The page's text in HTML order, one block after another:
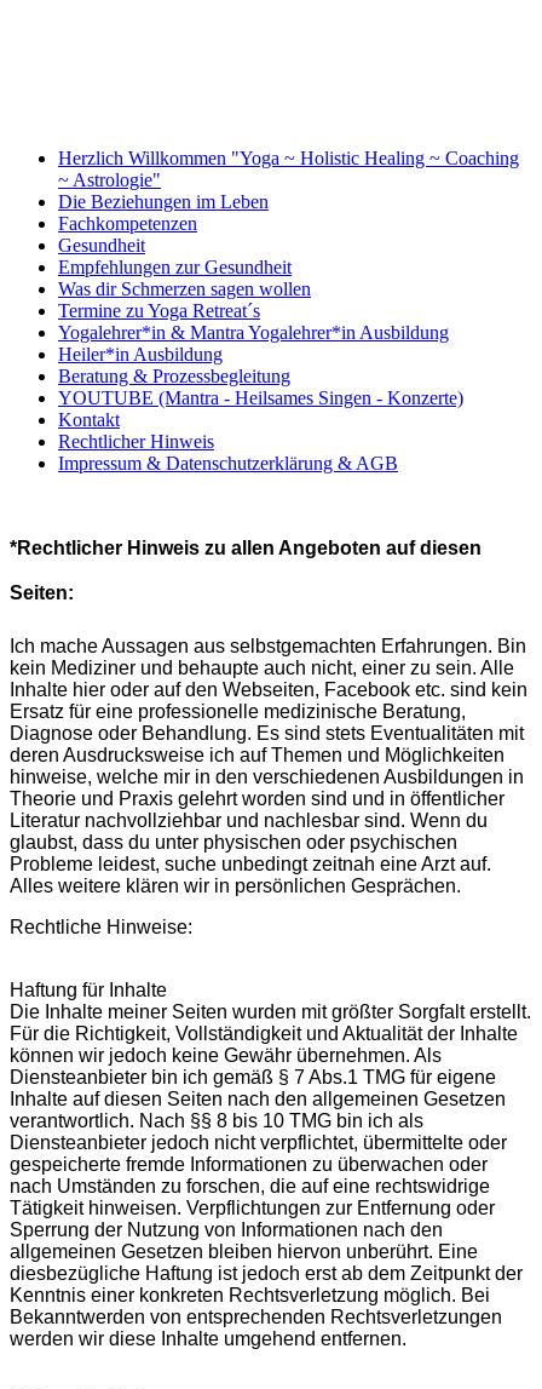
Herzlich Willkommen "Yoga ~ Holistic Healing ~ Coaching
~ Astrologie"
Die Beziehungen im Leben
Fachkompetenzen
Gesundheit
Empfehlungen zur Gesundheit
Was dir Schmerzen sagen wollen
Termine zu Yoga Retreat´s
Yogalehrer*in & Mantra Yogalehrer*in Ausbildung
Heiler*in Ausbildung
Beratung & Prozessbegleitung
YOUTUBE (Mantra - Heilsames Singen - Konzerte)
Kontakt
Rechtlicher Hinweis
Impressum & Datenschutzerklärung & AGB
*Rechtlicher Hinweis zu allen Angeboten auf diesen
Seiten:
Ich mache Aussagen aus selbstgemachten Erfahrungen. Bin
kein Mediziner und behaupte auch nicht, einer zu sein. Alle
Inhalte hier oder auf den Webseiten, Facebook etc. sind kein
Ersatz für eine professionelle medizinische Beratung,
Diagnose oder Behandlung. Es sind stets Eventualitäten mit
deren Ausdrucksweise ich auf Themen und Möglichkeiten
hinweise, welche mir in den verschiedenen Ausbildungen in
Theorie und Praxis gelehrt worden sind und in öffentlicher
Literatur nachvollziehbar und nachlesbar sind. Wenn du
glaubst, dass du unter physischen oder psychischen
Probleme leidest, suche unbedingt zeitnah eine Arzt auf.
Alles weitere klären wir in persönlichen Gesprächen.
Rechtliche Hinweise:
Haftung für Inhalte
Die Inhalte meiner Seiten wurden mit größter Sorgfalt erstellt.
Für die Richtigkeit, Vollständigkeit und Aktualität der Inhalte
können wir jedoch keine Gewähr übernehmen. Als
Diensteanbieter bin ich gemäß § 7 Abs.1 TMG für eigene
Inhalte auf diesen Seiten nach den allgemeinen Gesetzen
verantwortlich. Nach §§ 8 bis 10 TMG bin ich als
Diensteanbieter jedoch nicht verpflichtet, übermittelte oder
gespeicherte fremde Informationen zu überwachen oder
nach Umständen zu forschen, die auf eine rechtswidrige
Tätigkeit hinweisen. Verpflichtungen zur Entfernung oder
Sperrung der Nutzung von Informationen nach den
allgemeinen Gesetzen bleiben hiervon unberührt. Eine
diesbezügliche Haftung ist jedoch erst ab dem Zeitpunkt der
Kenntnis einer konkreten Rechtsverletzung möglich. Bei
Bekanntwerden von entsprechenden Rechtsverletzungen
werden wir diese Inhalte umgehend entfernen.